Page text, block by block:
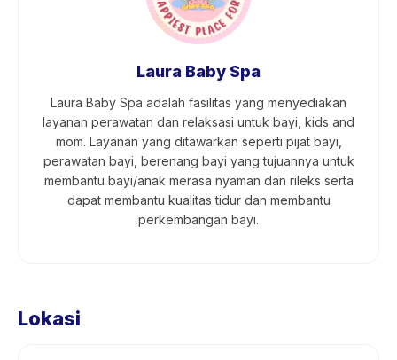
Laura Baby Spa
Laura Baby Spa adalah fasilitas yang menyediakan
layanan perawatan dan relaksasi untuk bayi, kids and
mom. Layanan yang ditawarkan seperti pijat bayi,
perawatan bayi, berenang bayi yang tujuannya untuk
membantu bayi/anak merasa nyaman dan rileks serta
dapat membantu kualitas tidur dan membantu
perkembangan bayi.
Lokasi